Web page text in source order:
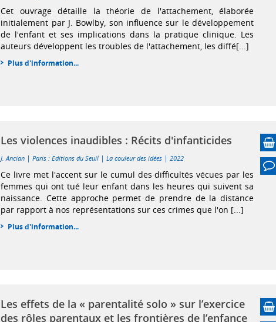
Cet ouvrage détaille la théorie de l'attachement, élaborée
initialement par J. Bowlby, son influence sur le développement
de l'enfant et ses implications dans la pratique clinique. Les
auteurs développent les troubles de l'attachement, les diffé[...]
Plus d'information...
Les violences inaudibles : Récits d'infanticides
J. Ancian |Paris : Editions du Seuil |La couleur des idées |2022
Ce livre met l'accent sur le cumul des difficultés vécues par les
femmes qui ont tué leur enfant dans les heures qui suivent sa
naissance. Cette approche permet de prendre de la distance
par rapport à nos représentations sur ces crimes que l'on [...]
Plus d'information...
Les effets de la « parentalité solo » sur l’exercice
des rôles parentaux et les frontières de l’enfance